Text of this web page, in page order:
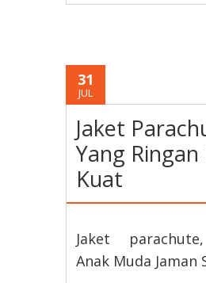
31
JUL
Jaket
Yang Ringan
Kuat
Jaket
Anak Muda Jaman